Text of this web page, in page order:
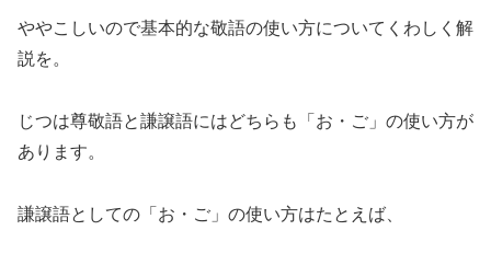
ややこしいので基本的な敬語の使い方についてくわしく解
説を。
じつは尊敬語と謙譲語にはどちらも「お・ご」の使い方が
あります。
謙譲語としての「お・ご」の使い方はたとえば、